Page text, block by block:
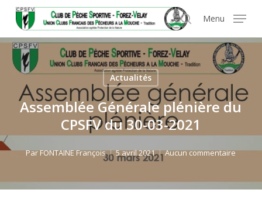
Panneau de gestion des cookies
main
content
search
Menu
Actualités
Assemblée Générale plénière du
CPSFV du 30-03-2021
ParFONTAINE François 5 avril 2021 Aucun commentaire